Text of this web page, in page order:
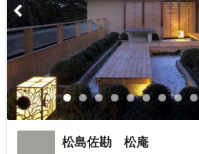
松島佐勘 松庵